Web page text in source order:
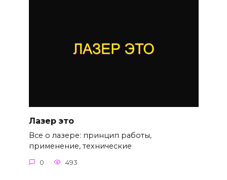
Лазер это
Все о лазере: принцип работы,
применение, технические
0 493